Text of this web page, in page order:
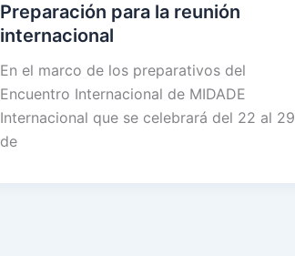
Preparación para la reunión
internacional
En el marco de los preparativos del
Encuentro Internacional de MIDADE
Internacional que se celebrará del 22 al 29
de